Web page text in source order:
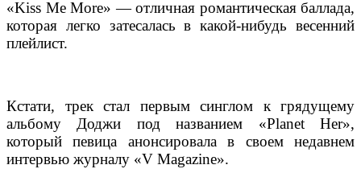
«Kiss Me More» — отличная романтическая баллада,
которая легко затесалась в какой-нибудь весенний
плейлист.
Кстати, трек стал первым синглом к грядущему
альбому Доджи под названием «Planet Her»,
который певица анонсировала в своем недавнем
интервью журналу «V Magazine».